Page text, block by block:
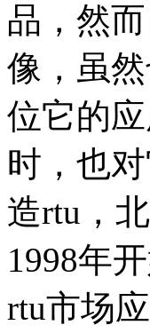
品，然
像，虽
位它的
时，也
造rtu，
1998年
rtu市场